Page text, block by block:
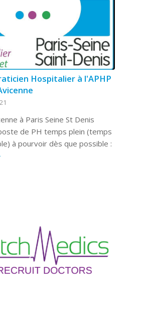
Hospitalier à l'APHP
à Paris Seine St Denis
de PH temps plein (temps
à pourvoir dès que possible :